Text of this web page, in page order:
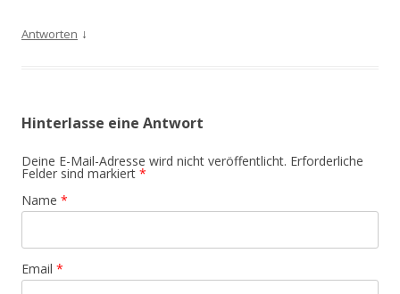
Antworten ↓
Hinterlasse eine Antwort
Deine E-Mail-Adresse wird nicht veröffentlicht. Erforderliche
Felder sind markiert *
Name *
Email *